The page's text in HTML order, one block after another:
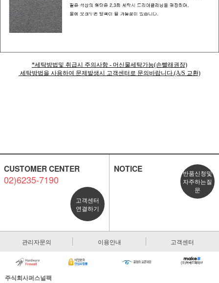
*세탁방법및 취급시 주의사항 - 머신물세탁가능(손빨래권장)
세탁방법을 사용하여 문제발생시 고객센터로 문의바랍니다.(A/S 교환)
CUSTOMER CENTER
02)6235-7190
고객센터
연결하기
NOTICE
반품신청및
자주하는질
문
관리자문의 이용안내 고객센터
주식회사퍼스널팩